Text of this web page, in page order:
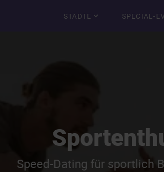
STÄDTE SPECIAL-
Speed-Dating für sportlich